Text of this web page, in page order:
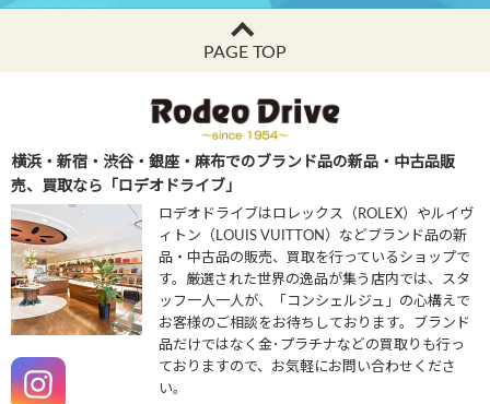
PAGE TOP
横浜・新宿・渋谷・銀座・麻布でのブランド品の新品・中古品販
売、買取なら「ロデオドライブ」
ロデオドライブはロレックス（ROLEX）やルイヴ
ィトン（LOUIS VUITTON）などブランド品の新
品・中古品の販売、買取を行っているショップで
す。厳選された世界の逸品が集う店内では、スタ
ッフ一人一人が、「コンシェルジュ」の心構えで
お客様のご相談をお待ちしております。ブランド
品だけではなく金･プラチナなどの買取りも行っ
ておりますので、お気軽にお問い合わせくださ
い。